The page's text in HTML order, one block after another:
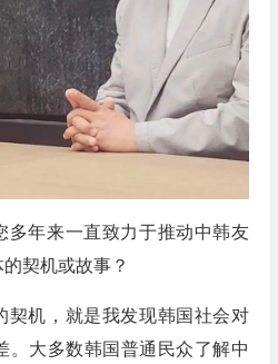
多年来一直致力于推动中韩友
契机或故事？
契机，就是我发现韩国社会对
。大多数韩国普通民众了解中